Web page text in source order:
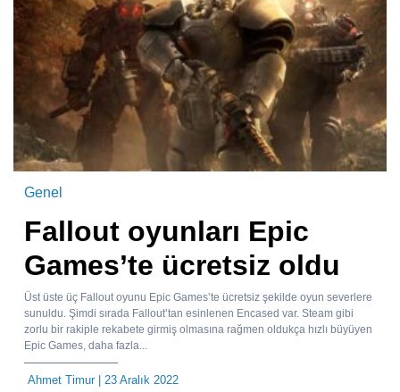
Genel
Fallout oyunları Epic
Games’te ücretsiz oldu
Üst üste üç Fallout oyunu Epic Games’te ücretsiz şekilde oyun severlere
sunuldu. Şimdi sırada Fallout’tan esinlenen Encased var. Steam gibi
zorlu bir rakiple rekabete girmiş olmasına rağmen oldukça hızlı büyüyen
Epic Games, daha fazla...
Ahmet Timur| 23 Aralık 2022